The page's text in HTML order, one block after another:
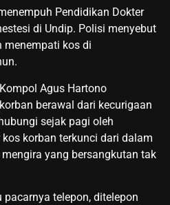
Pendidikan Dokter
di Undip. Polisi menyebut
menempati kos di
Agus Hartono
berawal dari kecurigaan
sejak pagi oleh
korban terkunci dari dalam
yang bersangkutan tak
telepon, ditelepon